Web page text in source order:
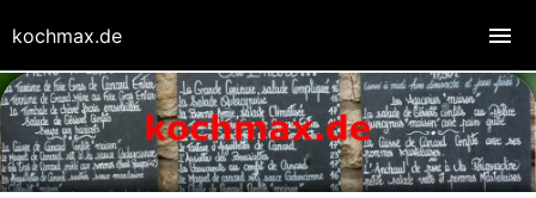
kochmax.de